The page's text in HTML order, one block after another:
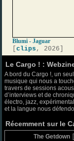
Blumi - Jaguar
[clips , 2026]
Le Cargo ! :
A bord du Cargo !, un
musique qui nous a
travers de sessions
d’interviews et de
électro, jazz,
et la langue nous
Récemment sur le
The Getdown